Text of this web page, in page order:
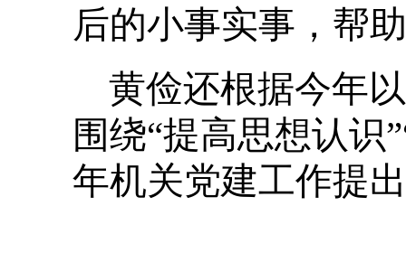
后的小事实事，帮
黄俭还根据今年
围绕“提高思想认识
年机关党建工作提